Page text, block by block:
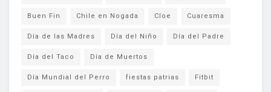
Buen Fin Chile en Nogada Cloe Cuaresma
Día de las Madres Día del Niño Día del Padre
Día del Taco Día de Muertos
Día Mundial del Perro fiestas patrias Fitbit